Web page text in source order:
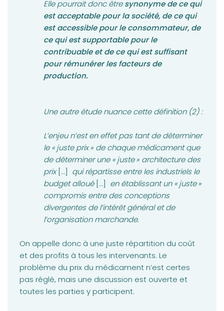
Elle pourrait donc êtresynonyme de ce qui
est acceptable pour la société, de ce qui
est accessible pour le consommateur, de
ce qui est supportable pour le
contribuable et de ce qui est suffisant
pour rémunérer les facteurs de
production.
Une autre étude nuance cette définition (2) :
L’enjeu n’est en effet pas tant de déterminer
le « juste prix » de chaque médicament que
de déterminer une « juste » architecture des
prix […] qui répartisse entre les industriels le
budget alloué […] en établissant un « juste »
compromis entre des conceptions
divergentes de l’intérêt général et de
l’organisation marchande.
On appelle donc à une juste répartition du coût
et des profits à tous les intervenants. Le
problème du prix du médicament n’est certes
pas réglé, mais une discussion est ouverte et
toutes les parties y participent.